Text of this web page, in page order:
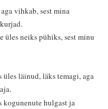
vihkab, sest mina
üles neiks pühiks, sest minu
läinud, läks temagi, aga
kogunenute hulgast ja